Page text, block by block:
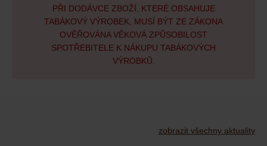
PŘI DODÁVCE ZBOŽÍ, KTERÉ OBSAHUJE
TABÁKOVÝ VÝROBEK, MUSÍ BÝT ZE ZÁKONA
OVĚŘOVÁNA VĚKOVÁ ZPŮSOBILOST
SPOTŘEBITELE K NÁKUPU TABÁKOVÝCH
VÝROBKŮ.
zobrazit všechny aktuality